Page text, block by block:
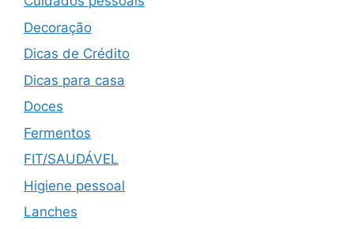
Decoração
Dicas de Crédito
Dicas para casa
Doces
Fermentos
FIT/SAUDÁVEL
Higiene pessoal
Lanches